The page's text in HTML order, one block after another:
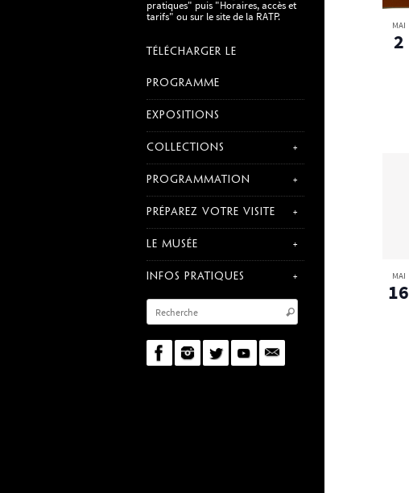
pratiques" puis "Horaires, accès et
tarifs" ou sur le site de la RATP.
TÉLÉCHARGER LE
PROGRAMME
EXPOSITIONS
COLLECTIONS
PROGRAMMATION
PRÉPAREZ VOTRE VISITE
LE MUSÉE
INFOS PRATIQUES
MAI
2
MAI
16